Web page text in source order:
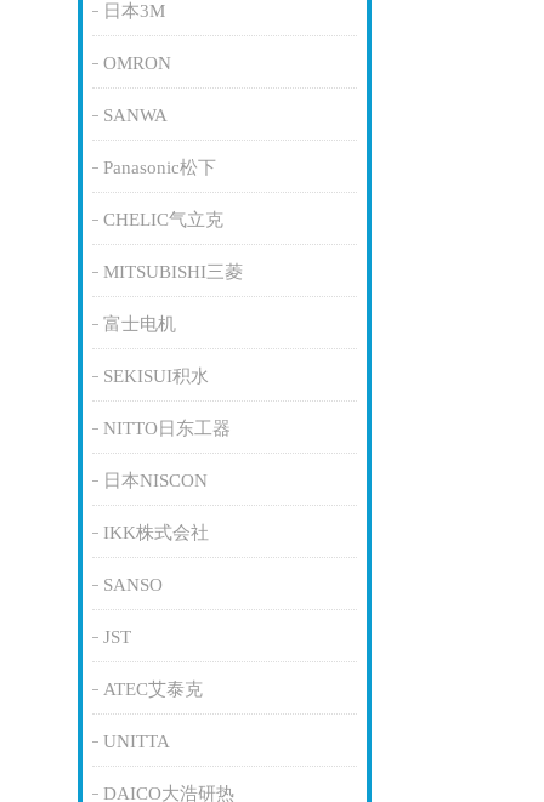
日本3M
OMRON
SANWA
Panasonic松下
CHELIC气立克
MITSUBISHI三菱
富士电机
SEKISUI积水
NITTO日东工器
日本NISCON
IKK株式会社
SANSO
JST
ATEC艾泰克
UNITTA
DAICO大浩研热